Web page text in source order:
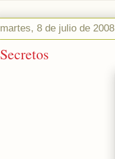
martes, 8 de julio de 2008
Secretos